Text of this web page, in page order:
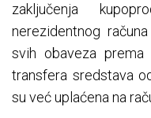
zaključenja
nerezidentnog
svih obaveza prema
transfera sredstava
su već uplaćena na